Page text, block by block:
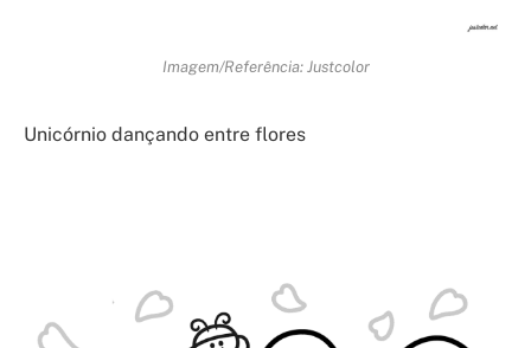
Imagem/Referência: Justcolor
Unicórnio dançando entre flores